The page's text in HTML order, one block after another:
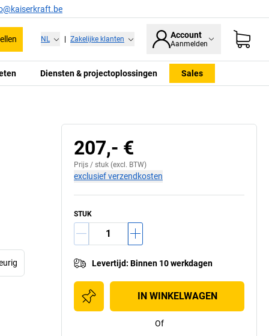
NL Zakelijke klanten Account
Aanmelden
Diensten & projectoplossingen Sales
207,- €
Prijs / stuk (excl. BTW)
exclusief verzendkosten
STUK
Levertijd: Binnen 10 werkdagen
IN WINKELWAGEN
Of